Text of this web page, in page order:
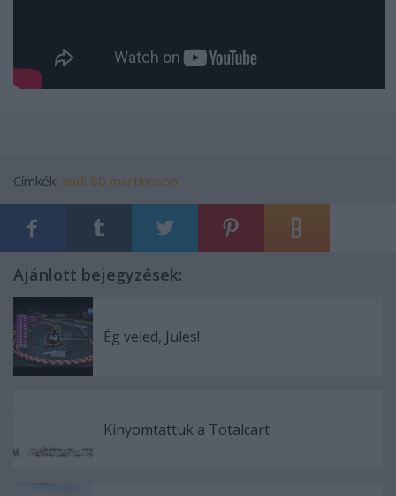
Címkék: audi 80 martinsson
Ajánlott bejegyzések:
Ég veled, Jules!
Kinyomtattuk a Totalcart